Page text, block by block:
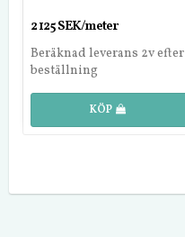
2 125 SEK/meter
Beräknad leverans 2v efter
beställning
KÖP